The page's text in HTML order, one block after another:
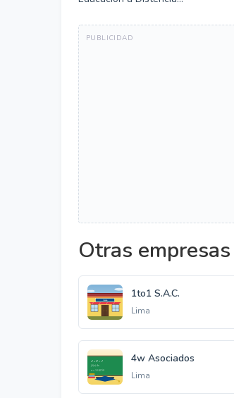
Otras
1to1 S.A.C.
Lima
4w Asociados
Lima